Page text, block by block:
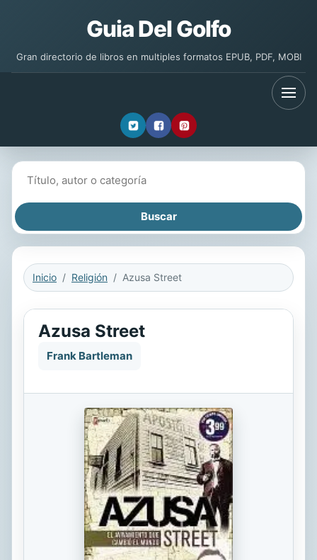
Guia Del Golfo
Gran directorio de libros en multiples formatos EPUB, PDF, MOBI
Inicio Religión Azusa Street
Azusa Street
Frank Bartleman